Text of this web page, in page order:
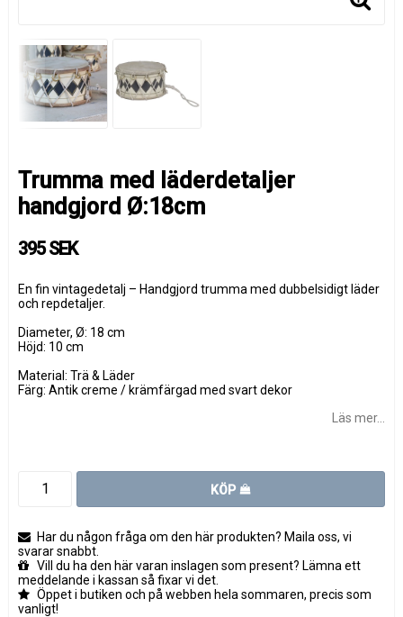
Trumma med läderdetaljer
handgjord Ø:18cm
395 SEK
En fin vintagedetalj – Handgjord trumma med dubbelsidigt läder
och repdetaljer.
Diameter, Ø: 18 cm
Höjd: 10 cm
Material: Trä & Läder
Färg: Antik creme / krämfärgad med svart dekor
Läs mer...
KÖP
Har du någon fråga om den här produkten? Maila oss, vi
svarar snabbt.
Vill du ha den här varan inslagen som present? Lämna ett
meddelande i kassan så fixar vi det.
Öppet i butiken och på webben hela sommaren, precis som
vanligt!